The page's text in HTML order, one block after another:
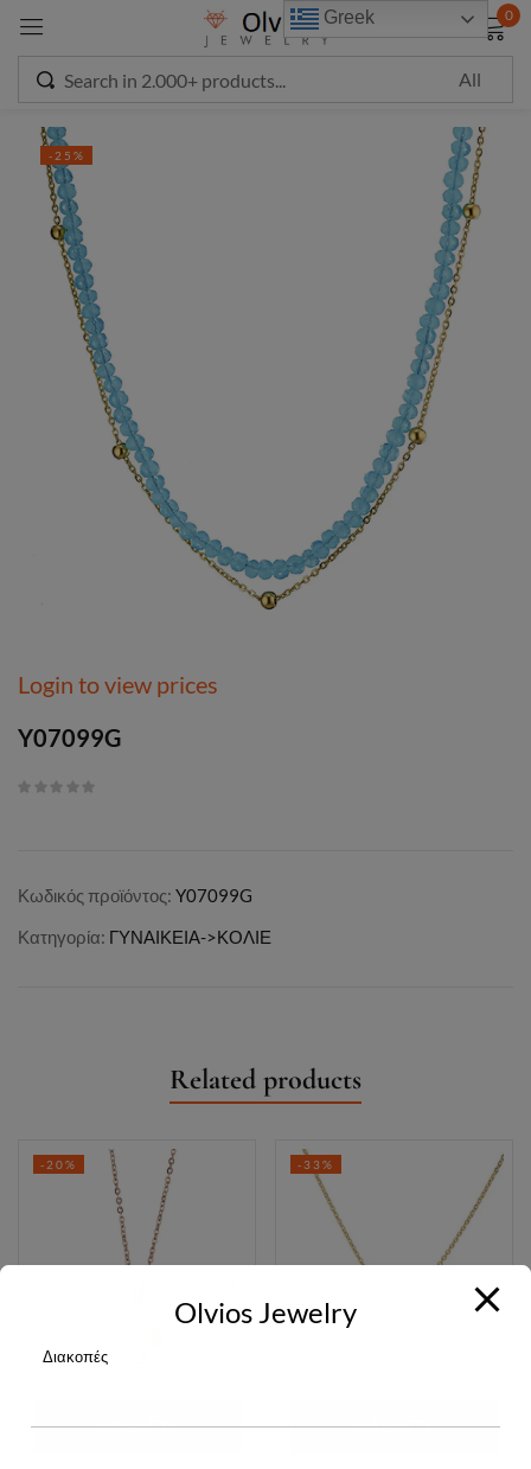
0
-25%
Login to view prices
Y07099G
Κωδικός προϊόντος: Y07099G
Κατηγορία: ΓΥΝΑΙΚΕΙΑ->ΚΟΛΙΕ
Related products
-20%
ΔΙΑΒΆΣΤΕ
-33%
ΔΙΑΒΆΣΤΕ
Greek
Sign in
Remember me Lost password?
modal-check
Olvios Jewelry
Διακοπές